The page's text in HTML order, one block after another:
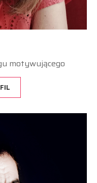
motywującego